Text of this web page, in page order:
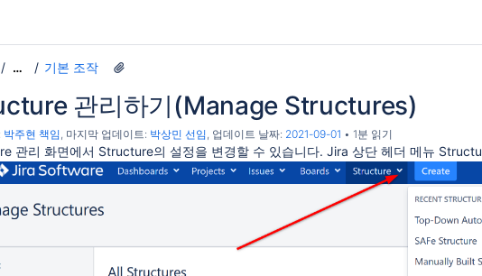
… 기본 조작
관리하기(Manage Structures)
박주현 책임, 마지막 업데이트: 박상민 선임, 업데이트 날짜: 2021-09-01 1분 읽기
관리 화면에서 Structure의 설정을 변경할 수 있습니다. Jira 상단 헤더 메뉴